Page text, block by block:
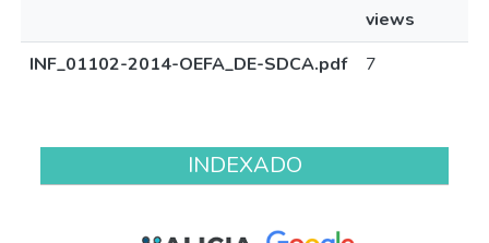
views
INF_01102-2014-OEFA_DE-SDCA.pdf
7
INDEXADO